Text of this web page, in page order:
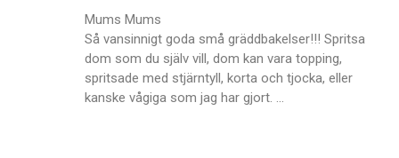
Mums Mums
Så vansinnigt goda små gräddbakelser!!! Spritsa
dom som du själv vill, dom kan vara topping,
spritsade med stjärntyll, korta och tjocka, eller
kanske vågiga som jag har gjort. …